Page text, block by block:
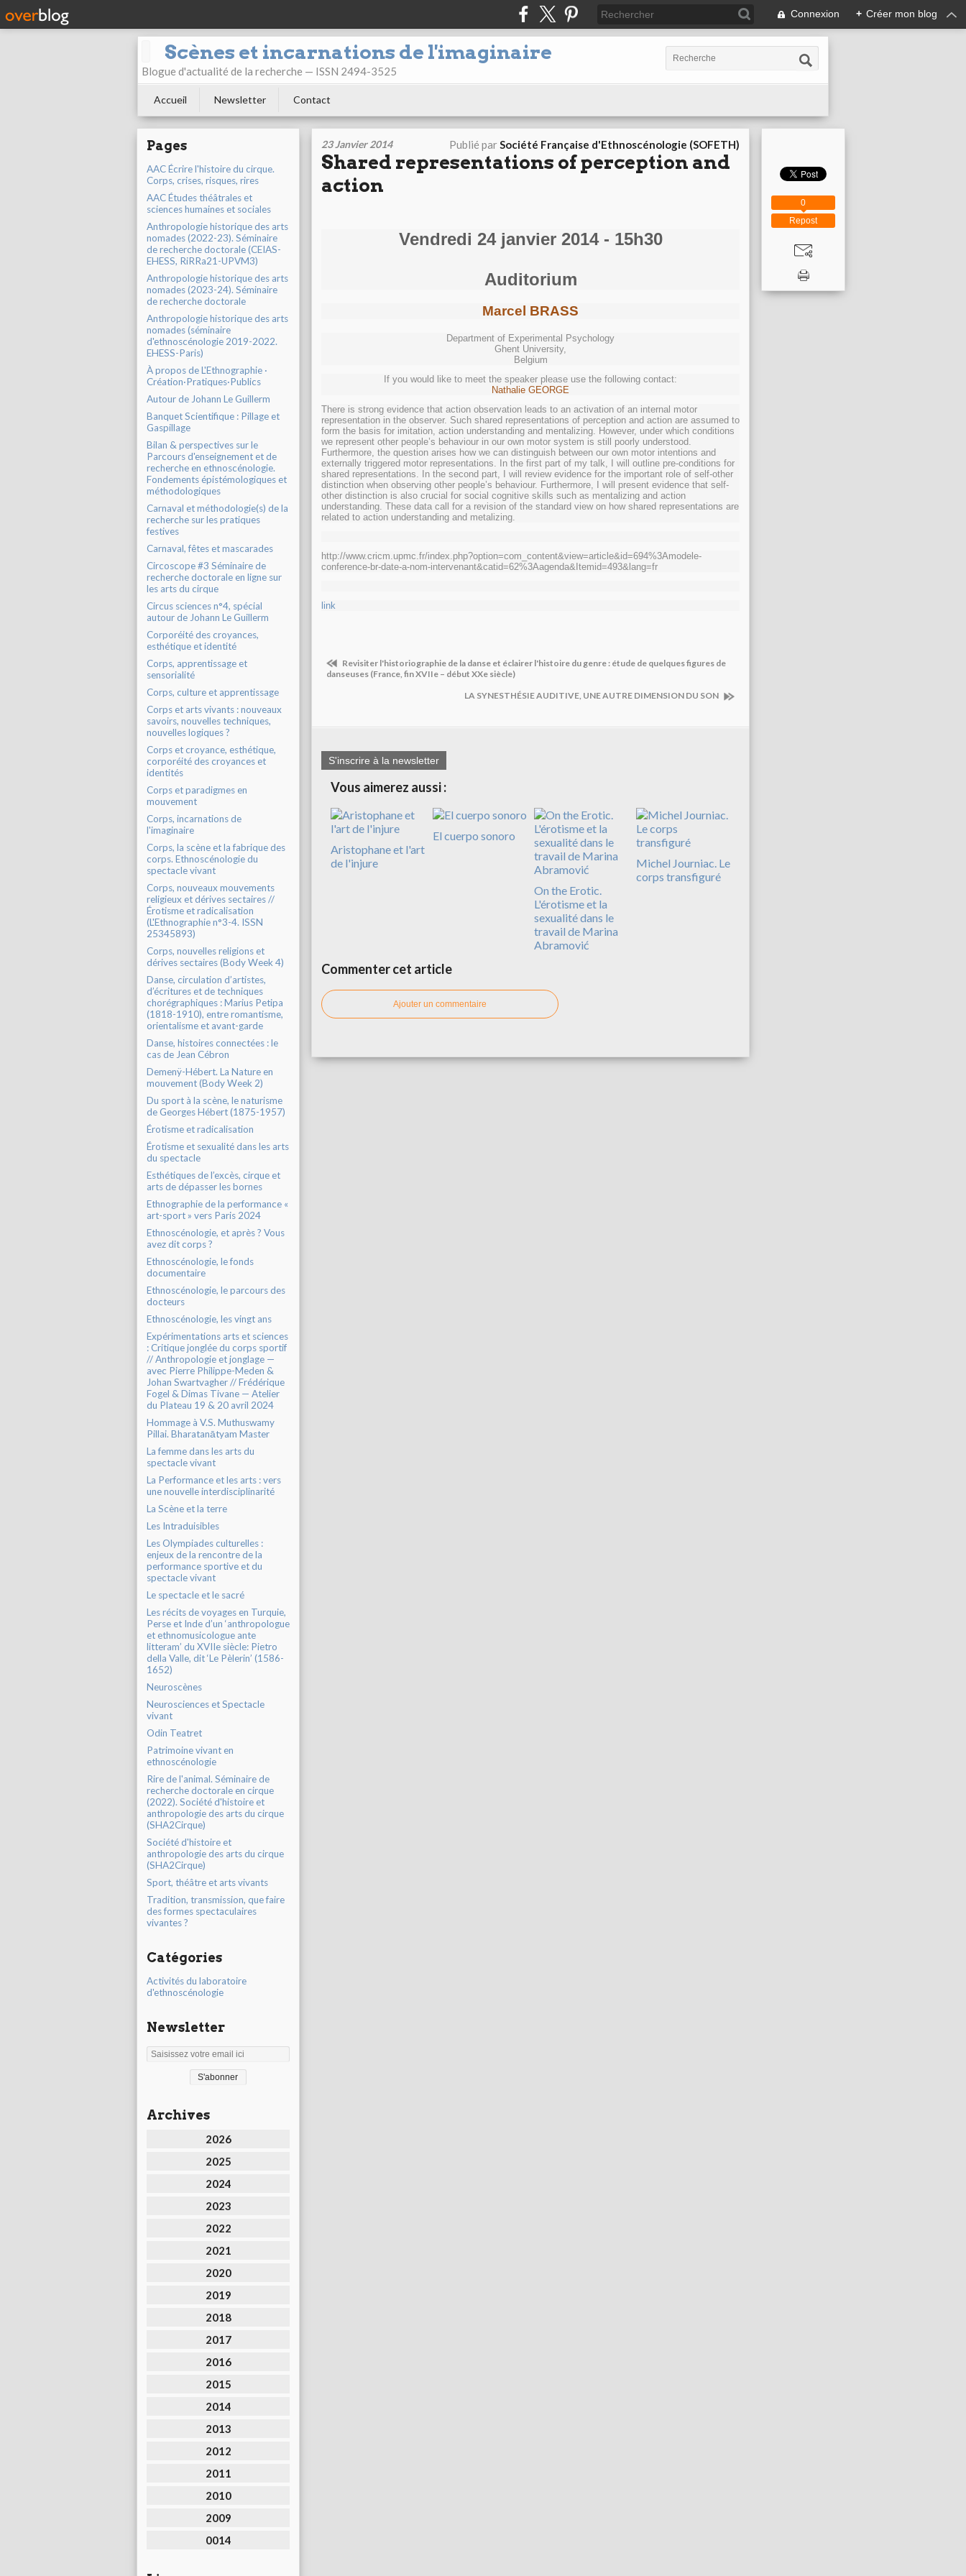
Connexion + Créer mon blog
Scènes et incarnations de l'imaginaire
Blogue d'actualité de la recherche — ISSN 2494-3525
Accueil Newsletter Contact
Pages
AAC Écrire l'histoire du cirque.
Corps, crises, risques, rires
AAC Études théâtrales et
sciences humaines et sociales
Anthropologie historique des arts
nomades (2022-23). Séminaire
de recherche doctorale (CEIAS-
EHESS, RiRRa21-UPVM3)
Anthropologie historique des arts
nomades (2023-24). Séminaire
de recherche doctorale
Anthropologie historique des arts
nomades (séminaire
d'ethnoscénologie 2019-2022.
EHESS-Paris)
À propos de L'Ethnographie ·
Création·Pratiques·Publics
Autour de Johann Le Guillerm
Banquet Scientifique : Pillage et
Gaspillage
Bilan & perspectives sur le
Parcours d'enseignement et de
recherche en ethnoscénologie.
Fondements épistémologiques et
méthodologiques
Carnaval et méthodologie(s) de la
recherche sur les pratiques
festives
Carnaval, fêtes et mascarades
Circoscope #3 Séminaire de
recherche doctorale en ligne sur
les arts du cirque
Circus sciences n°4, spécial
autour de Johann Le Guillerm
Corporéité des croyances,
esthétique et identité
Corps, apprentissage et
sensorialité
Corps, culture et apprentissage
Corps et arts vivants : nouveaux
savoirs, nouvelles techniques,
nouvelles logiques ?
Corps et croyance, esthétique,
corporéité des croyances et
identités
Corps et paradigmes en
mouvement
Corps, incarnations de
l'imaginaire
Corps, la scène et la fabrique des
corps. Ethnoscénologie du
spectacle vivant
Corps, nouveaux mouvements
religieux et dérives sectaires //
Érotisme et radicalisation
(L'Ethnographie n°3-4. ISSN
25345893)
Corps, nouvelles religions et
dérives sectaires (Body Week 4)
Danse, circulation d’artistes,
d’écritures et de techniques
chorégraphiques : Marius Petipa
(1818-1910), entre romantisme,
orientalisme et avant-garde
Danse, histoires connectées : le
cas de Jean Cébron
Demenÿ-Hébert. La Nature en
mouvement (Body Week 2)
Du sport à la scène, le naturisme
de Georges Hébert (1875-1957)
Érotisme et radicalisation
Érotisme et sexualité dans les arts
du spectacle
Esthétiques de l’excès, cirque et
arts de dépasser les bornes
Ethnographie de la performance «
art-sport » vers Paris 2024
Ethnoscénologie, et après ? Vous
avez dit corps ?
Ethnoscénologie, le fonds
documentaire
Ethnoscénologie, le parcours des
docteurs
Ethnoscénologie, les vingt ans
Expérimentations arts et sciences
: Critique jonglée du corps sportif
// Anthropologie et jonglage —
avec Pierre Philippe-Meden &
Johan Swartvagher // Frédérique
Fogel & Dimas Tivane — Atelier
du Plateau 19 & 20 avril 2024
Hommage à V.S. Muthuswamy
Pillai. Bharatanātyam Master
La femme dans les arts du
spectacle vivant
La Performance et les arts : vers
une nouvelle interdisciplinarité
La Scène et la terre
Les Intraduisibles
Les Olympiades culturelles :
enjeux de la rencontre de la
performance sportive et du
spectacle vivant
Le spectacle et le sacré
Les récits de voyages en Turquie,
Perse et Inde d’un ‘anthropologue
et ethnomusicologue ante
litteram’ du XVIIe siècle: Pietro
della Valle, dit ‘Le Pèlerin’ (1586-
1652)
Neuroscènes
Neurosciences et Spectacle
vivant
Odin Teatret
Patrimoine vivant en
ethnoscénologie
Rire de l'animal. Séminaire de
recherche doctorale en cirque
(2022). Société d'histoire et
anthropologie des arts du cirque
(SHA2Cirque)
Société d'histoire et
anthropologie des arts du cirque
(SHA2Cirque)
Sport, théâtre et arts vivants
Tradition, transmission, que faire
des formes spectaculaires
vivantes ?
Catégories
Activités du laboratoire
d'ethnoscénologie
Newsletter
Archives
2026
2025
2024
2023
2022
2021
2020
2019
2018
2017
2016
2015
2014
2013
2012
2011
2010
2009
0014
23 Janvier 2014 Publié parSociété Française d'Ethnoscénologie (SOFETH)
Shared representations of perception and
action
Vendredi 24 janvier 2014 - 15h30
Auditorium
Marcel BRASS
Department of Experimental Psychology
Ghent University,
Belgium
If you would like to meet the speaker please use the following contact:
Nathalie GEORGE
There is strong evidence that action observation leads to an activation of an internal motor
representation in the observer. Such shared representations of perception and action are assumed to
form the basis for imitation, action understanding and mentalizing. However, under which conditions
we represent other people’s behaviour in our own motor system is still poorly understood.
Furthermore, the question arises how we can distinguish between our own motor intentions and
externally triggered motor representations. In the first part of my talk, I will outline pre-conditions for
shared representations. In the second part, I will review evidence for the important role of self-other
distinction when observing other people’s behaviour. Furthermore, I will present evidence that self-
other distinction is also crucial for social cognitive skills such as mentalizing and action
understanding. These data call for a revision of the standard view on how shared representations are
related to action understanding and metalizing.
http://www.cricm.upmc.fr/index.php?option=com_content&view=article&id=694%3Amodele-
conference-br-date-a-nom-intervenant&catid=62%3Aagenda&Itemid=493&lang=fr
link
Revisiter l'historiographie de la danse et éclairer l'histoire du genre : étude de quelques figures de
danseuses (France, fin XVIIe – début XXe siècle)
LA SYNESTHÉSIE AUDITIVE, UNE AUTRE DIMENSION DU SON
S'inscrire à la newsletter
Vous aimerez aussi :
Aristophane et l'art
de l'injure
El cuerpo sonoro
On the Erotic.
L'érotisme et la
sexualité dans le
travail de Marina
Abramović
Michel Journiac. Le
corps transfiguré
Commenter cet article
Ajouter un commentaire
Repost
0